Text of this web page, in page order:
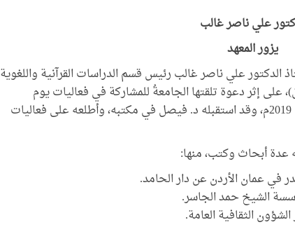
علي ناصر غالب
يزور المعهد
اليوم (الثلاثاء 19 \ 3 \ 2019) الأستاذ الدكتور علي ناصر غالب رئيس قسم الدراسات القرآنية واللغوية
على إثر دعوة تلقتها الجامعةُ للمشاركة في فعاليات يوم
المخطوط العربي (المخطوطات المهجَّرة) لهذا العام 2019م، وقد استقبله د. فيصل في مكتبه، وأطلعه على فعاليات
عدة أبحاث وكتب، منها:
في عمان الأردن عن دار الحامد.
الشيخ حمد الجاسر.
الثقافية العامة.